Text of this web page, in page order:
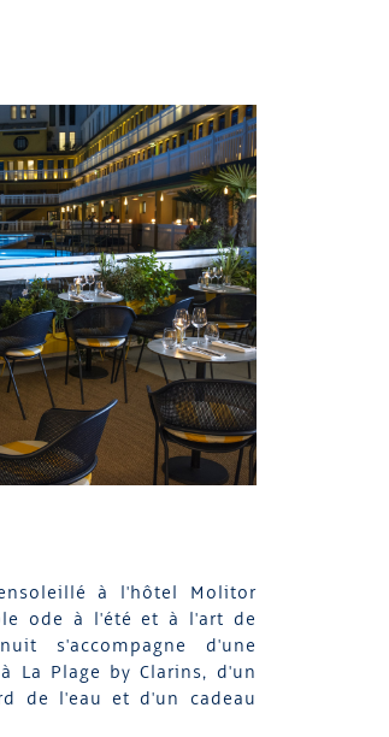
à l'hôtel Molitor
ode à l'été et à l'art de
s'accompagne d'une
La Plage by Clarins, d'un
de l'eau et d'un cadeau